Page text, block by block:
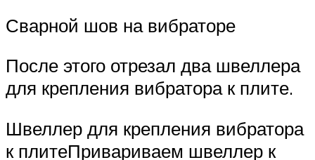
Сварной шов на вибраторе
После этого отрезал два швеллера
для крепления вибратора к плите.
Швеллер для крепления вибратора
к плитеПривариваем швеллер к